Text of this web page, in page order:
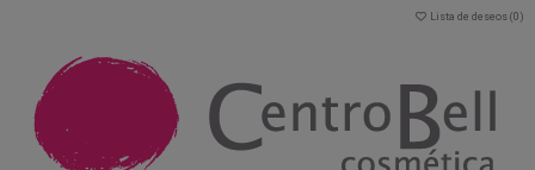
Lista de deseos (0 )